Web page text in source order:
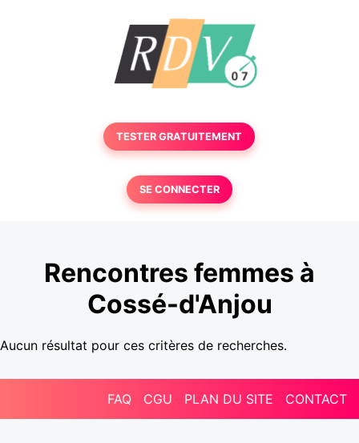
TESTER GRATUITEMENT
SE CONNECTER
Rencontres femmes à
Cossé-d'Anjou
Aucun résultat pour ces critères de recherches.
FAQ CGU PLAN DU SITE CONTACT